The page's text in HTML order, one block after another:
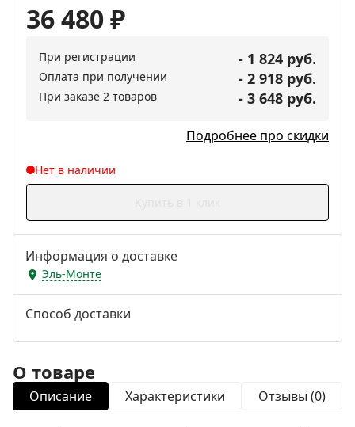
36 480₽
При регистрации - 1 824 руб.
Оплата при получении - 2 918 руб.
При заказе 2 товаров - 3 648 руб.
Подробнее про скидки
Нет в наличии
Информация о доставке
Эль-Монте
Способ доставки
О товаре
Описание Характеристики Отзывы (0)